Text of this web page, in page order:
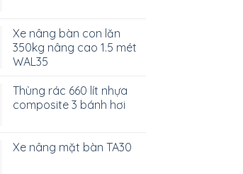
Xe nâng bàn con lăn
350kg nâng cao 1.5 mét
WAL35
Thùng rác 660 lít nhựa
composite 3 bánh hơi
Xe nâng mặt bàn TA30